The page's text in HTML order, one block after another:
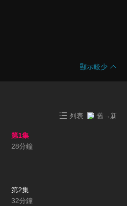
顯示較少
列表 舊→新
第1集
28分鐘
第2集
32分鐘